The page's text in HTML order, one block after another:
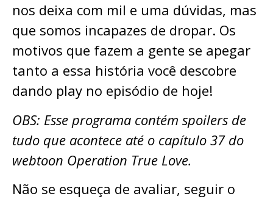
nos deixa com mil e uma dúvidas, mas
que somos incapazes de dropar. Os
motivos que fazem a gente se apegar
tanto a essa história você descobre
dando play no episódio de hoje!
OBS: Esse programa contém spoilers de
tudo que acontece até o capítulo 37 do
webtoon Operation True Love.
Não se esqueça de avaliar, seguir o